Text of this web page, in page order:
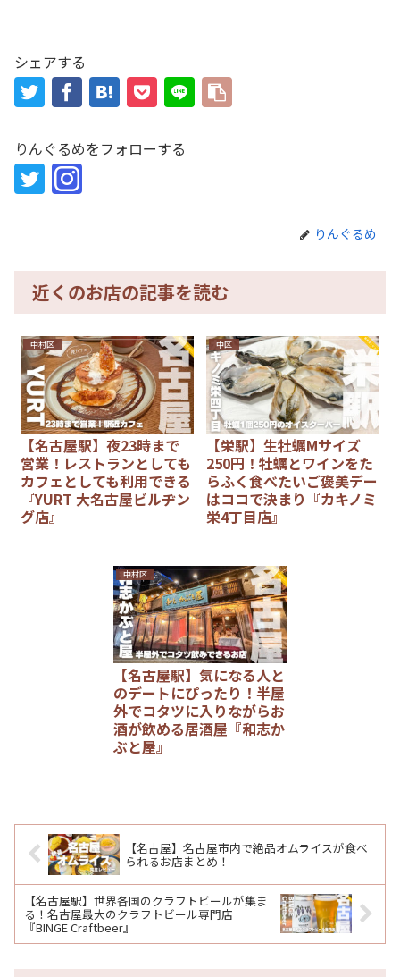
シェアする
りんぐるめをフォローする
りんぐるめ
近くのお店の記事を読む
中村区
【名古屋駅】夜23時まで
営業！レストランとしても
カフェとしても利用できる
『YURT 大名古屋ビルヂン
グ店』
中区
【栄駅】生牡蠣Mサイズ
250円！牡蠣とワインをた
らふく食べたいご褒美デー
はココで決まり『カキノミ
栄4丁目店』
中村区
【名古屋駅】気になる人と
のデートにぴったり！半屋
外でコタツに入りながらお
酒が飲める居酒屋『和志か
ぶと屋』
【名古屋】名古屋市内で絶品オムライスが食べ
られるお店まとめ！
【名古屋駅】世界各国のクラフトビールが集ま
る！名古屋最大のクラフトビール専門店
『BINGE Craftbeer』